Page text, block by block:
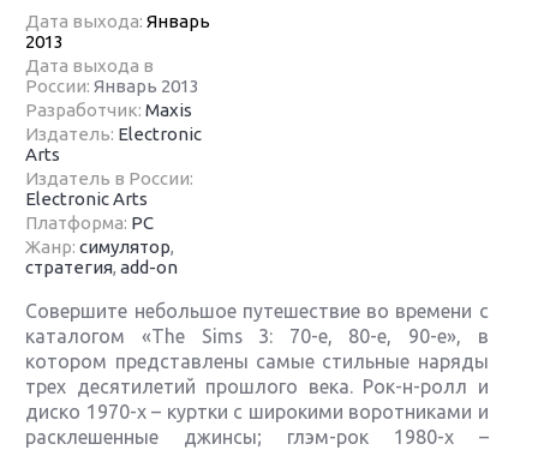
Дата выхода:Январь
2013
Дата выхода в
России:Январь 2013
Разработчик:Maxis
Издатель: Electronic
Arts
Издатель в России:
Electronic Arts
Платформа: PC
Жанр:симулятор,
стратегия,add-on
Совершите небольшое путешествие во времени с
каталогом «The Sims 3: 70-е, 80-е, 90-е», в
котором представлены самые стильные наряды
трех десятилетий прошлого века. Рок-н-ролл и
диско 1970-х – куртки с широкими воротниками и
расклешенные джинсы; глэм-рок 1980-х –